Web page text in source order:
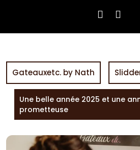
Gateauxetc. by Nath
Une belle année 2025 et une
prometteuse